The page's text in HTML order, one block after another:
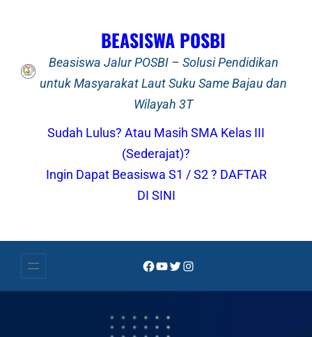
BEASISWA POSBI
Beasiswa Jalur POSBI – Solusi Pendidikan
untuk Masyarakat Laut Suku Same Bajau dan
Wilayah 3T
Sudah Lulus? Atau Masih SMA Kelas III
(Sederajat)?
Ingin Dapat Beasiswa S1 / S2 ? DAFTAR
DI SINI
Facebook
YouTube
TwitterInstagram